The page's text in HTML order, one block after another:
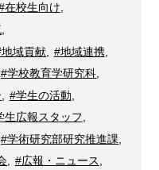
在校生向け
,
域貢献, #地域連携,
#学校教育学研究科
#学生の活動
生広報スタッフ
#学術研究部研究推進課
, #広報・ニュース,